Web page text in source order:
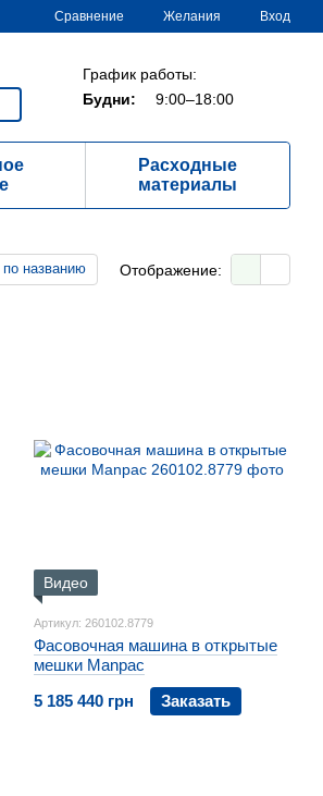
Сравнение Желания Вход
График работы:
Будни:
9:00–18:00
Расходные
материалы
по названию Отображение:
Видео
Артикул: 260102.8779
Фасовочная машина в открытые
мешки Manpac
5 185 440 грн
Заказать